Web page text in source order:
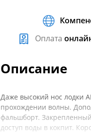
Оплата
Описание
Даже высокий нос лодки
прохождении волны.
фальшборт.
доступ воды в кокпит.